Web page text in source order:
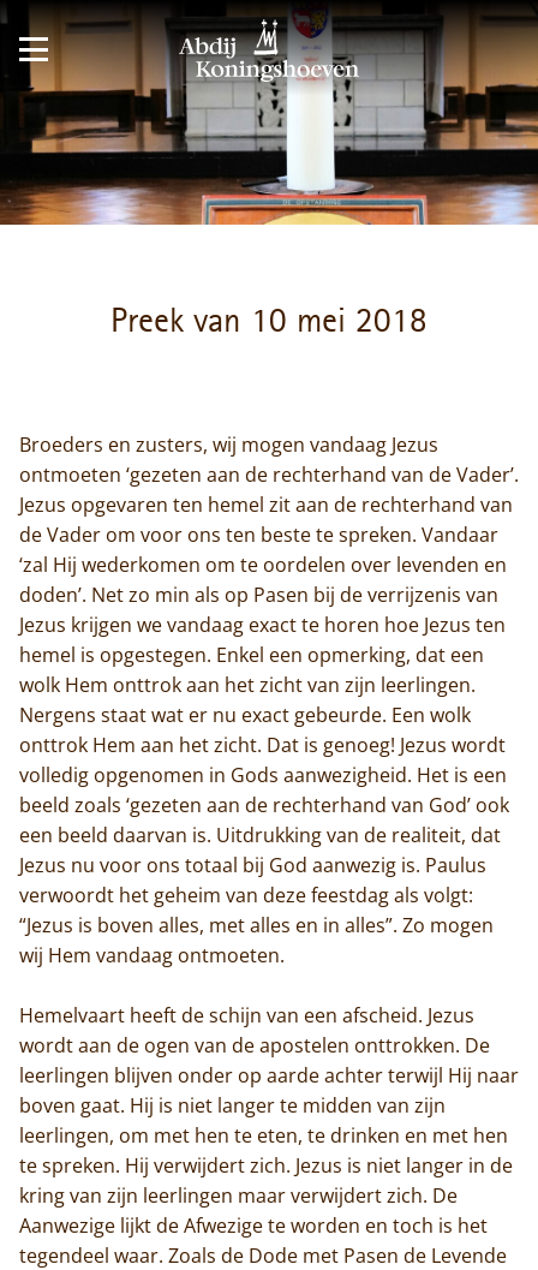
Preek van 10 mei 2018
Broeders en zusters, wij mogen vandaag Jezus
ontmoeten ‘gezeten aan de rechterhand van de Vader’.
Jezus opgevaren ten hemel zit aan de rechterhand van
de Vader om voor ons ten beste te spreken. Vandaar
‘zal Hij wederkomen om te oordelen over levenden en
doden’. Net zo min als op Pasen bij de verrijzenis van
Jezus krijgen we vandaag exact te horen hoe Jezus ten
hemel is opgestegen. Enkel een opmerking, dat een
wolk Hem onttrok aan het zicht van zijn leerlingen.
Nergens staat wat er nu exact gebeurde. Een wolk
onttrok Hem aan het zicht. Dat is genoeg! Jezus wordt
volledig opgenomen in Gods aanwezigheid. Het is een
beeld zoals ‘gezeten aan de rechterhand van God’ ook
een beeld daarvan is. Uitdrukking van de realiteit, dat
Jezus nu voor ons totaal bij God aanwezig is. Paulus
verwoordt het geheim van deze feestdag als volgt:
“Jezus is boven alles, met alles en in alles”. Zo mogen
wij Hem vandaag ontmoeten.
Hemelvaart heeft de schijn van een afscheid. Jezus
wordt aan de ogen van de apostelen onttrokken. De
leerlingen blijven onder op aarde achter terwijl Hij naar
boven gaat. Hij is niet langer te midden van zijn
leerlingen, om met hen te eten, te drinken en met hen
te spreken. Hij verwijdert zich. Jezus is niet langer in de
kring van zijn leerlingen maar verwijdert zich. De
Aanwezige lijkt de Afwezige te worden en toch is het
tegendeel waar. Zoals de Dode met Pasen de Levende